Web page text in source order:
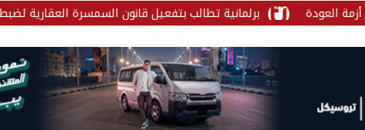
برلمانية تطالب بتفعيل قانون السمسرة العقارية لضبط السوق